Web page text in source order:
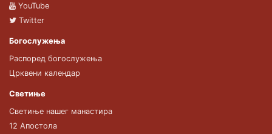
YouTube
Twitter
Богослужења
Распоред богослужења
Црквени календар
Светиње
Светиње нашег манастира
12 Апостола